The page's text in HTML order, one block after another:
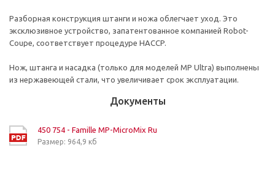
Разборная конструкция штанги и ножа облегчает уход. Это
эксклюзивное устройство, запатентованное компанией Robot-
Coupe, соответствует процедуре НACCP.
Нож, штанга и насадка (только для моделей MP Ultra) выполнены
из нержавеющей стали, что увеличивает срок эксплуатации.
Документы
450 754 - Famille MP-MicroMix Ru
Размер: 964,9 кб